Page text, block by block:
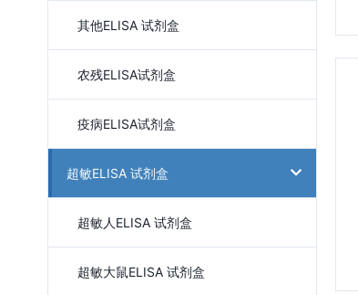
其他ELISA 试剂盒
农残ELISA试剂盒
疫病ELISA试剂盒
超敏ELISA 试剂盒
超敏人ELISA 试剂盒
超敏大鼠ELISA 试剂盒